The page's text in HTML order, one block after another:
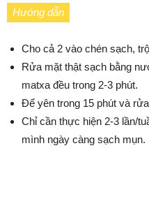
Hướng dẫn
Cho cả 2 vào chén sạch,
Rửa mặt thật sạch bằng
matxa đều trong 2-3 phút.
Để yên trong 15 phút và
Chỉ cần thực hiện 2-3 lần/
mình ngày càng sạch mụn.